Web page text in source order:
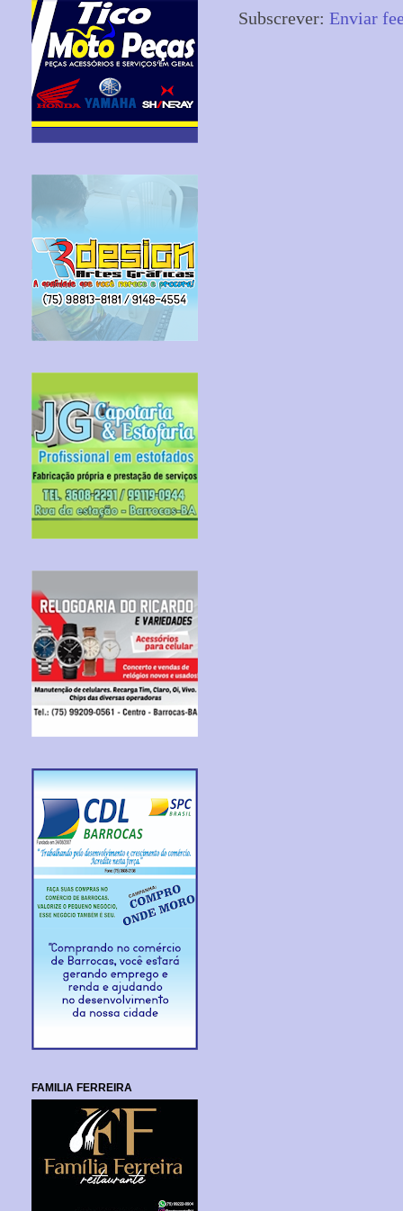
Subscrever: Enviar
FAMILIA FERREIRA